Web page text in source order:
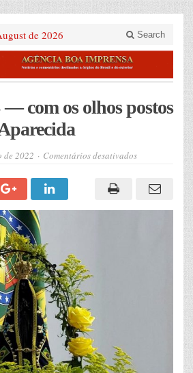
de 2026 Search
com os olhos postos
de 2022 Comentários desativadosem
com
postos